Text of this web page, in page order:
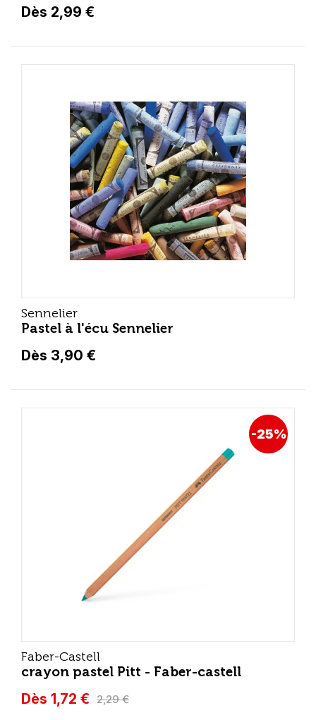
Dès 2,99 €
Sennelier
Pastel à l'écu Sennelier
Dès 3,90 €
Faber-Castell
crayon pastel Pitt - Faber-castell
Dès 1,72 € 2,29 €
-25%